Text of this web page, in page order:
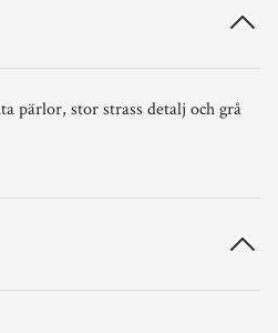
pärlor, stor strass detalj och grå